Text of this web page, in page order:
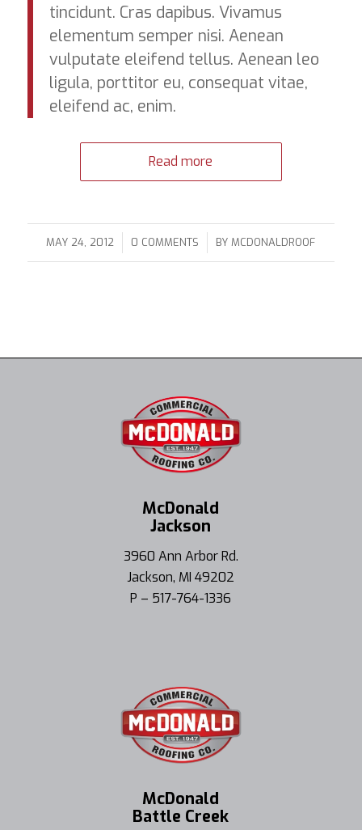
tincidunt. Cras dapibus. Vivamus
elementum semper nisi. Aenean
vulputate eleifend tellus. Aenean leo
ligula, porttitor eu, consequat vitae,
eleifend ac, enim.
Read more
MAY 24, 2012
/ 0 COMMENTS
/ BYMCDONALDROOF
McDonald
Jackson
3960 Ann Arbor Rd.
Jackson, MI 49202
P – 517-764-1336
McDonald
Battle Creek